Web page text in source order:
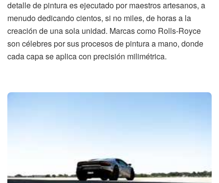
detalle de pintura es ejecutado por maestros artesanos, a
menudo dedicando cientos, si no miles, de horas a la
creación de una sola unidad. Marcas como Rolls-Royce
son célebres por sus procesos de pintura a mano, donde
cada capa se aplica con precisión milimétrica.